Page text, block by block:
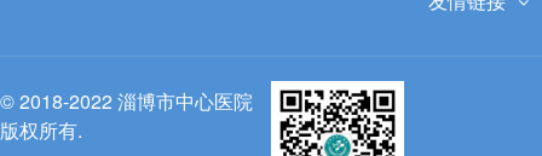
© 2018-2022 淄博市中心医院
版权所有.